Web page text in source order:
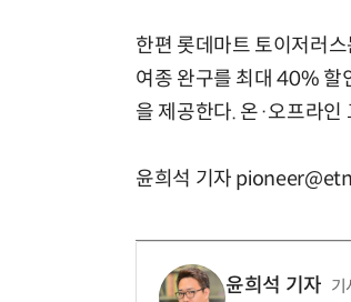
한편 롯데마트 토이저러
여종 완구를 최대 40% 할
을 제공한다. 온·오프라
윤희석 기자
윤희석 기자 기